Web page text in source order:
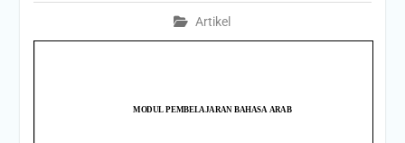
Artikel